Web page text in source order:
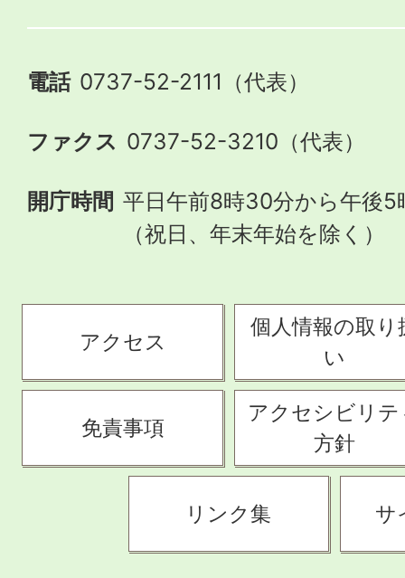
電話 0737-52-2111（代表）
ファクス 0737-52-3210（代表）
開庁時間 平日午前8時30分から午後5
（祝日、年末年始を除く）
アクセス
個人情報の取り
い
免責事項
アクセシビリテ
方針
リンク集 サ